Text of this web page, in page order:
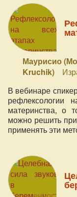
Маурисио
Kruchik)
В вебинаре
рефлексологии
материнства, о
можно решить
применять эти